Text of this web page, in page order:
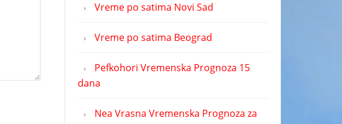
Vreme po satima Novi Sad
Vreme po satima Beograd
Pefkohori Vremenska Prognoza 15
dana
Nea Vrasna Vremenska Prognoza za